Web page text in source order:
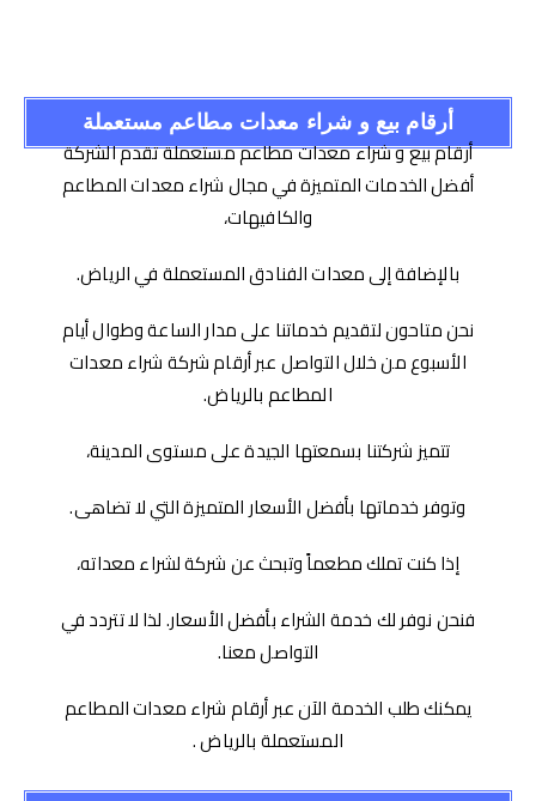
أرقام بيع و شراء معدات مطاعم مستعملة
أرقام بيع و شراء معدات مطاعم مستعملة تقدم الشركة
أفضل الخدمات المتميزة في مجال شراء معدات المطاعم
والكافيهات،
بالإضافة إلى معدات الفنادق المستعملة في الرياض.
نحن متاحون لتقديم خدماتنا على مدار الساعة وطوال أيام
الأسبوع من خلال التواصل عبر أرقام شركة شراء معدات
المطاعم بالرياض.
تتميز شركتنا بسمعتها الجيدة على مستوى المدينة،
وتوفر خدماتها بأفضل الأسعار المتميزة التي لا تضاهى.
إذا كنت تملك مطعماً وتبحث عن شركة لشراء معداته،
فنحن نوفر لك خدمة الشراء بأفضل الأسعار. لذا لا تتردد في
التواصل معنا.
يمكنك طلب الخدمة الآن عبر أرقام شراء معدات المطاعم
المستعملة بالرياض .